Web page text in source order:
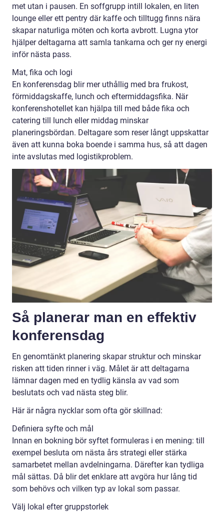
met utan i pausen. En soffgrupp intill lokalen, en liten
lounge eller ett pentry där kaffe och tilltugg finns nära
skapar naturliga möten och korta avbrott. Lugna ytor
hjälper deltagarna att samla tankarna och ger ny energi
inför nästa pass.
Mat, fika och logi
En konferensdag blir mer uthållig med bra frukost,
förmiddagskaffe, lunch och eftermiddagsfika. När
konferenshotellet kan hjälpa till med både fika och
catering till lunch eller middag minskar
planeringsbördan. Deltagare som reser långt uppskattar
även att kunna boka boende i samma hus, så att dagen
inte avslutas med logistikproblem.
Så planerar man en effektiv
konferensdag
En genomtänkt planering skapar struktur och minskar
risken att tiden rinner i väg. Målet är att deltagarna
lämnar dagen med en tydlig känsla av vad som
beslutats och vad nästa steg blir.
Här är några nycklar som ofta gör skillnad:
Definiera syfte och mål
Innan en bokning bör syftet formuleras i en mening: till
exempel besluta om nästa års strategi eller stärka
samarbetet mellan avdelningarna. Därefter kan tydliga
mål sättas. Då blir det enklare att avgöra hur lång tid
som behövs och vilken typ av lokal som passar.
Välj lokal efter gruppstorlek